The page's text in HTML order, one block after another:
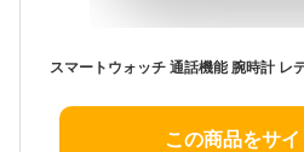
この商品をサ